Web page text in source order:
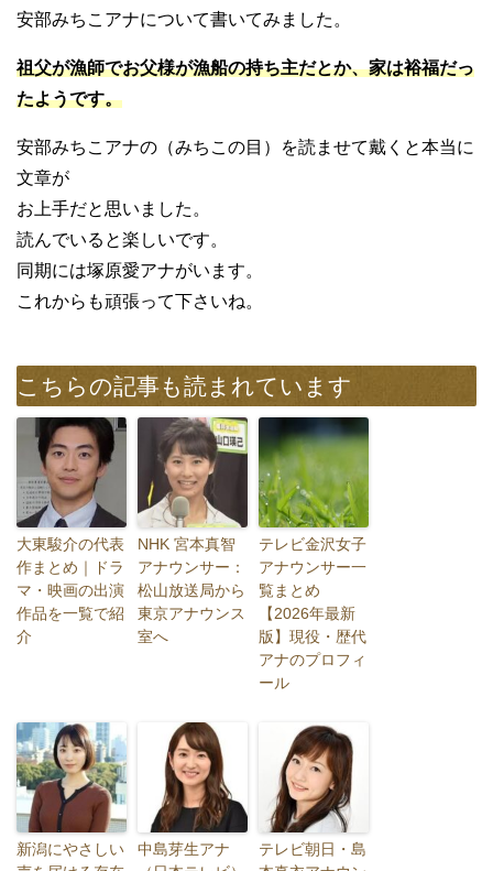
安部みちこアナについて書いてみました。
祖父が漁師でお父様が漁船の持ち主だとか、家は裕福だっ
たようです。
安部みちこアナの（みちこの目）を読ませて戴くと本当に
文章が
お上手だと思いました。
読んでいると楽しいです。
同期には塚原愛アナがいます。
これからも頑張って下さいね。
こちらの記事も読まれています
大東駿介の代表
作まとめ｜ドラ
マ・映画の出演
作品を一覧で紹
介
NHK 宮本真智
アナウンサー：
松山放送局から
東京アナウンス
室へ
テレビ金沢女子
アナウンサー一
覧まとめ
【2026年最新
版】現役・歴代
アナのプロフィ
ール
新潟にやさしい
中島芽生アナ
テレビ朝日・島